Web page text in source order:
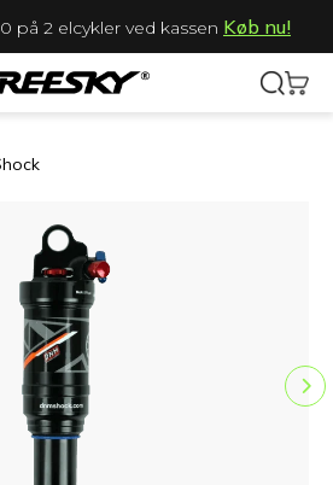
på 2 elcykler ved kassen Køb nu!